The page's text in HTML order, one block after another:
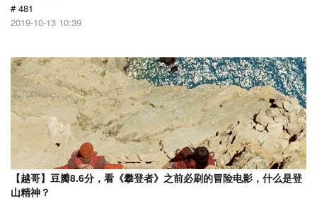
# 481
2019-10-13 10:39
【越哥】豆瓣8.6分，看《攀登者》之前必刷的冒险电影，什么是登
山精神？